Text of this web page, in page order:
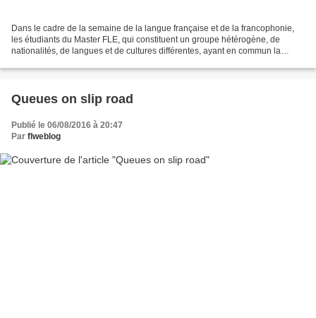
Dans le cadre de la semaine de la langue française et de la francophonie,
les étudiants du Master FLE, qui constituent un groupe hétérogène, de
nationalités, de langues et de cultures différentes, ayant en commun la
Queues on slip road
Publié le 06/08/2016 à 20:47
Par flweblog